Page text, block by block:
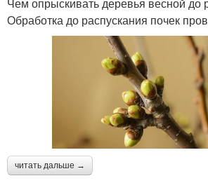
Обработка до распускания почек
читать дальше →